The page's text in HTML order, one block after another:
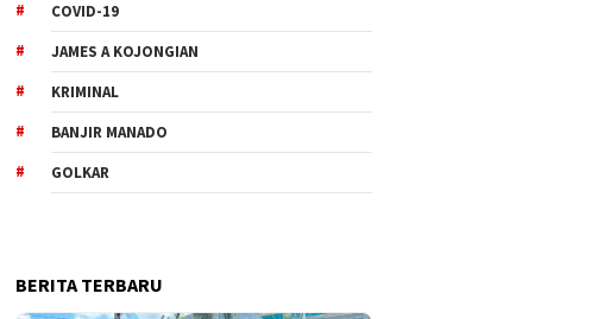
COVID-19
JAMES A KOJONGIAN
KRIMINAL
BANJIR MANADO
GOLKAR
BERITA TERBARU